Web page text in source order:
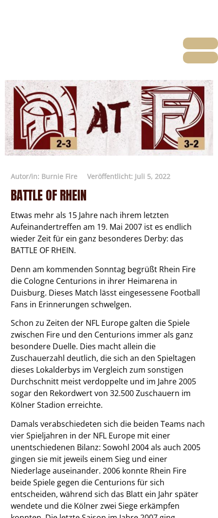
Autor/in: Burnie Fire Veröffentlicht: Juli 5, 2022
BATTLE OF RHEIN
Etwas mehr als 15 Jahre nach ihrem letzten
Aufeinandertreffen am 19. Mai 2007 ist es endlich
wieder Zeit für ein ganz besonderes Derby: das
BATTLE OF RHEIN.
Denn am kommenden Sonntag begrüßt Rhein Fire
die Cologne Centurions in ihrer Heimarena in
Duisburg. Dieses Match lässt eingesessene Football
Fans in Erinnerungen schwelgen.
Schon zu Zeiten der NFL Europe galten die Spiele
zwischen Fire und den Centurions immer als ganz
besondere Duelle. Dies macht allein die
Zuschauerzahl deutlich, die sich an den Spieltagen
dieses Lokalderbys im Vergleich zum sonstigen
Durchschnitt meist verdoppelte und im Jahre 2005
sogar den Rekordwert von 32.500 Zuschauern im
Kölner Stadion erreichte.
Damals verabschiedeten sich die beiden Teams nach
vier Spieljahren in der NFL Europe mit einer
unentschiedenen Bilanz: Sowohl 2004 als auch 2005
gingen sie mit jeweils einem Sieg und einer
Niederlage auseinander. 2006 konnte Rhein Fire
beide Spiele gegen die Centurions für sich
entscheiden, während sich das Blatt ein Jahr später
wendete und die Kölner zwei Siege erkämpfen